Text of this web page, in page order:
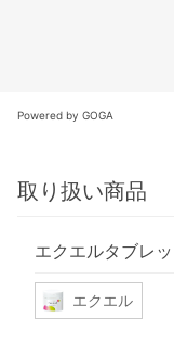
Powered by GOGA
取り扱い商品
エクエルタブレッ
エクエル